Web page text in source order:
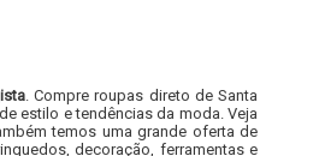
. Compre roupas direto de Santa
estilo e tendências da moda. Veja
temos uma grande oferta de
decoração, ferramentas e